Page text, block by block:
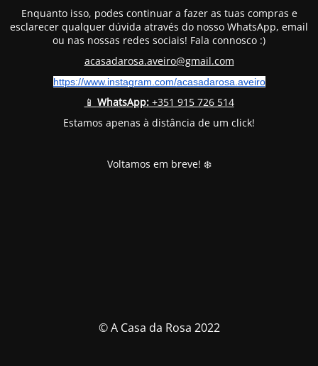
Enquanto isso, podes continuar a fazer as tuas compras e
esclarecer qualquer dúvida através do nosso WhatsApp, email
ou nas nossas redes sociais! Fala connosco :)
acasadarosa.aveiro@gmail.com
https://www.instagram.com/acasadarosa.aveiro
📱 WhatsApp:+351 915 726 514
Estamos apenas à distância de um click!
Voltamos em breve! ❄️
© A Casa da Rosa 2022